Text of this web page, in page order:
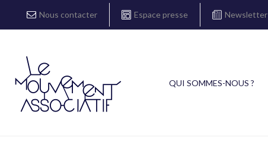
Nous contacter Espace presse Newsletter
QUI SOMMES-NOUS ?